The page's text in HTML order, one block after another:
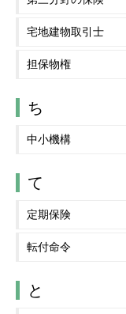
宅地建物取引士
担保物権
ち
中小機構
て
定期保険
転付命令
と